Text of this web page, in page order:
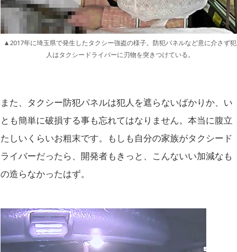
▲2017年に埼玉県で発生したタクシー強盗の様子。防犯パネルなど意に介さず犯
人はタクシードライバーに刃物を突きつけている。
また、タクシー防犯パネルは犯人を遮らないばかりか、い
とも簡単に破損する事も忘れてはなりません。本当に腹立
たしいくらいお粗末です。もしも自分の家族がタクシード
ライバーだったら、開発者もきっと、こんないい加減なも
の造らなかったはず。